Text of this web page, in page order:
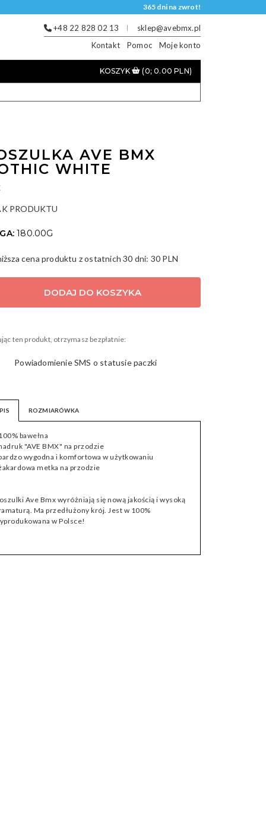
365 dni na zwrot!
+48 22 828 02 13
sklep@avebmx.pl
Kontakt
Pomoc Moje konto
KOSZYK (0; 0.00 PLN)
AVE BMX
WHITE
PRODUKTU
180.00G
cena produktu z ostatnich 30 dni: 30 PLN
DODAJ DO KOSZYKA
ten produkt, otrzymasz bezpłatnie:
Powiadomienie SMS o statusie paczki
ROZMIARÓWKA
bawełna
"AVE BMX" na przodzie
wygodna i komfortowa w użytkowaniu
metka na przodzie
Ave Bmx wyróżniają się nową jakością i wysoką
Ma przedłużony krój. Jest w 100%
w Polsce!